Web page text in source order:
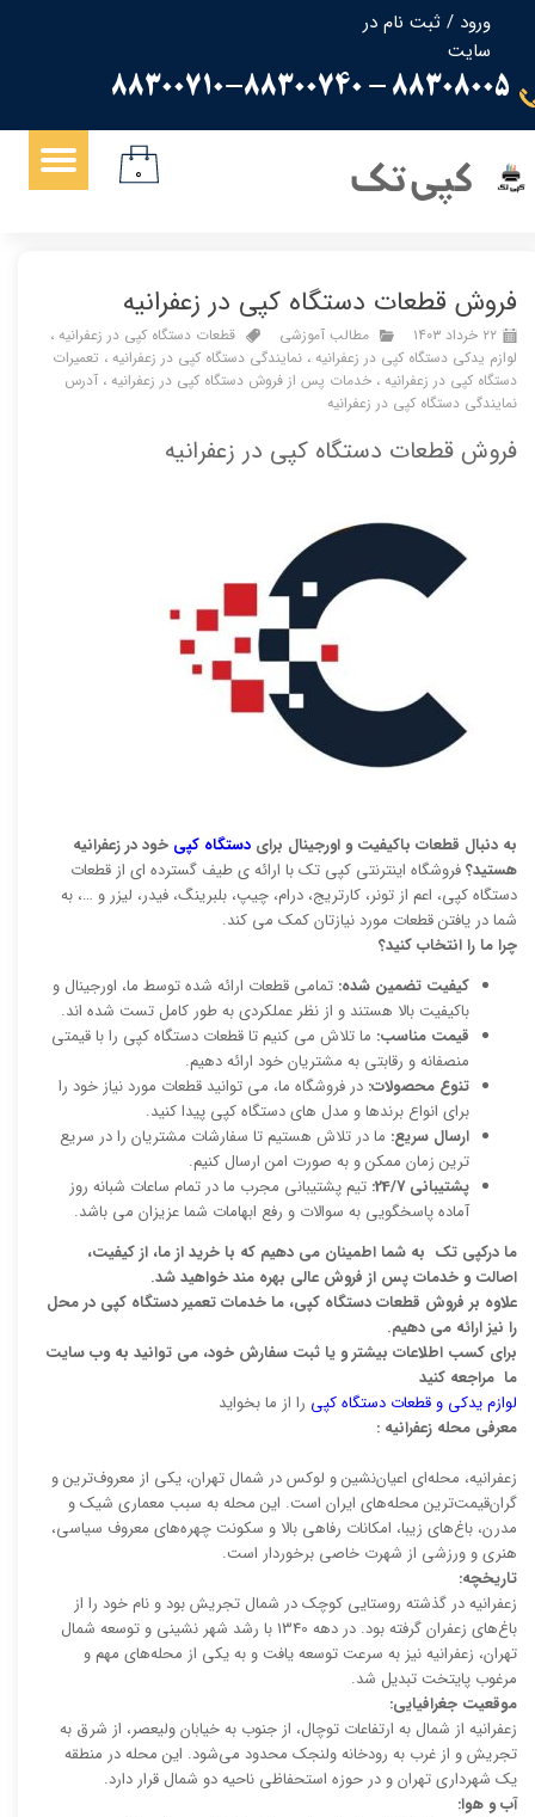
ورود / ثبت نام در
سایت
حساب کاربری من
تغییر گذر واژه
سفارشات
88308005 - 88300710-88300740
کپی تک ۰
فروش قطعات دستگاه کپی در زعفرانیه
۲۲ خرداد ۱۴۰۳ مطالب آموزشی قطعات دستگاه کپی در زعفرانیه ،
لوازم یدکی دستگاه کپی در زعفرانیه ، نمایندگی دستگاه کپی در زعفرانیه ، تعمیرات
دستگاه کپی در زعفرانیه ، خدمات پس از فروش دستگاه کپی در زعفرانیه ، آدرس
نمایندگی دستگاه کپی در زعفرانیه
فروش قطعات دستگاه کپی در زعفرانیه
به دنبال قطعات باکیفیت و اورجینال برای دستگاه کپی خود در زعفرانیه
هستید؟فروشگاه اینترنتی کپی تک با ارائه ی طیف گسترده ای از قطعات
دستگاه کپی، اعم از تونر، کارتریج، درام، چیپ، بلبرینگ، فیدر، لیزر و …، به
شما در یافتن قطعات مورد نیازتان کمک می کند.
چرا ما را انتخاب کنید؟
کیفیت تضمین شده: تمامی قطعات ارائه شده توسط ما، اورجینال و
باکیفیت بالا هستند و از نظر عملکردی به طور کامل تست شده اند.
قیمت مناسب: ما تلاش می کنیم تا قطعات دستگاه کپی را با قیمتی
منصفانه و رقابتی به مشتریان خود ارائه دهیم.
تنوع محصولات: در فروشگاه ما، می توانید قطعات مورد نیاز خود را
برای انواع برندها و مدل های دستگاه کپی پیدا کنید.
ارسال سریع: ما در تلاش هستیم تا سفارشات مشتریان را در سریع
ترین زمان ممکن و به صورت امن ارسال کنیم.
پشتیبانی 24/7:
تیم پشتیبانی مجرب ما در تمام ساعات شبانه روز
آماده پاسخگویی به سوالات و رفع ابهامات شما عزیزان می باشد.
ما درکپی تک به شما اطمینان می دهیم که با خرید از ما، از کیفیت،
اصالت و خدمات پس از فروش عالی بهره مند خواهید شد.
علاوه بر فروش قطعات دستگاه کپی، ما خدمات تعمیر دستگاه کپی در محل
را نیز ارائه می دهیم.
برای کسب اطلاعات بیشتر و یا ثبت سفارش خود، می توانید به وب سایت
ما مراجعه کنید
لوازم یدکی و قطعات دستگاه کپی را از ما بخواید
معرفی محله زعفرانیه :
زعفرانیه، محله‌ای اعیان‌نشین و لوکس در شمال تهران، یکی از معروف‌ترین و
گران‌قیمت‌ترین محله‌های ایران است. این محله به سبب معماری شیک و
مدرن، باغ‌های زیبا، امکانات رفاهی بالا و سکونت چهره‌های معروف سیاسی،
هنری و ورزشی از شهرت خاصی برخوردار است.
تاریخچه:
زعفرانیه در گذشته روستایی کوچک در شمال تجریش بود و نام خود را از
باغ‌های زعفران گرفته بود. در دهه 1340 با رشد شهر نشینی و توسعه شمال
تهران، زعفرانیه نیز به سرعت توسعه یافت و به یکی از محله‌های مهم و
مرغوب پایتخت تبدیل شد.
موقعیت جغرافیایی:
زعفرانیه از شمال به ارتفاعات توچال، از جنوب به خیابان ولیعصر، از شرق به
تجریش و از غرب به رودخانه ولنجک محدود می‌شود. این محله در منطقه
یک شهرداری تهران و در حوزه استحفاظی ناحیه دو شمال قرار دارد.
آب و هوا: